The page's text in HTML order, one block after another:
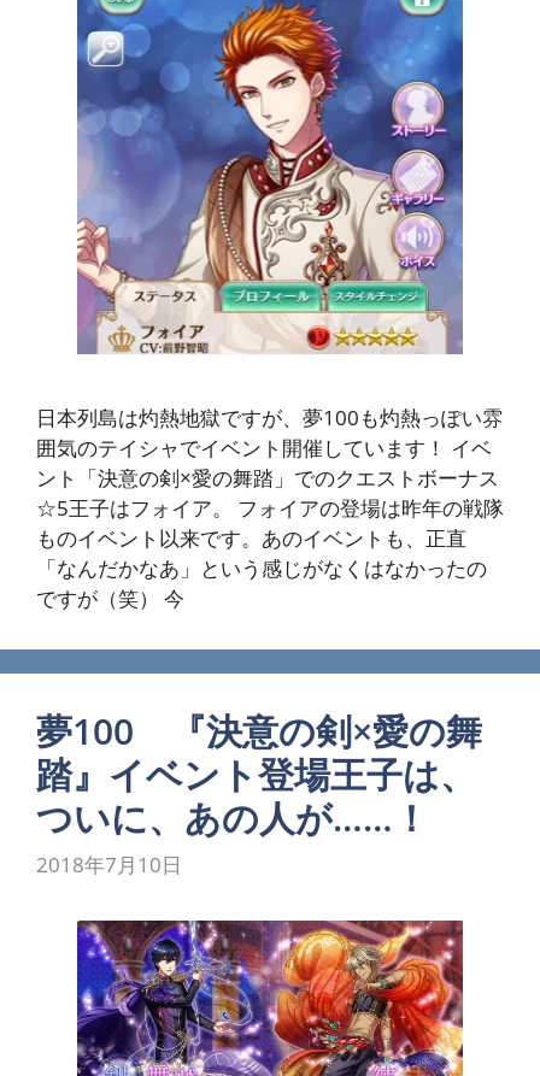
日本列島は灼熱地獄ですが、夢100も灼熱っぽい雰
囲気のテイシャでイベント開催しています！ イベ
ント「決意の剣×愛の舞踏」でのクエストボーナス
☆5王子はフォイア。 フォイアの登場は昨年の戦隊
ものイベント以来です。あのイベントも、正直
「なんだかなあ」という感じがなくはなかったの
ですが（笑） 今
夢100 『決意の剣×愛の舞
踏』イベント登場王子は、
ついに、あの人が……！
2018年7月10日